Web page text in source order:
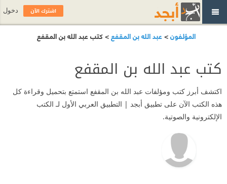
المؤلفون>عبد الله بن المقفع> كتب عبد الله بن المقفع
كتب عبد الله بن المقفع
اكتشف أبرز كتب ومؤلفات عبد الله بن المقفع استمتع بتحميل وقراءة كل
هذه الكتب الآن على تطبيق أبجد | التطبيق العربي الأول لـ الكتب
الإلكترونية والصوتية.
اشترك الآن دخول